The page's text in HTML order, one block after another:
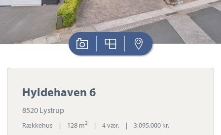
Hyldehaven 6
8520 Lystrup
Rækkehus | 128 m2 | 4 vær. | 3.095.000 kr.